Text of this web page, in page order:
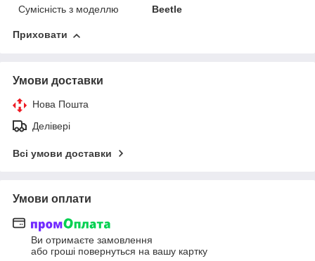
Сумісність з моделлю
Beetle
Приховати
Умови доставки
Нова Пошта
Делівері
Всі умови доставки
Умови оплати
Ви отримаєте замовлення
або гроші повернуться на вашу картку